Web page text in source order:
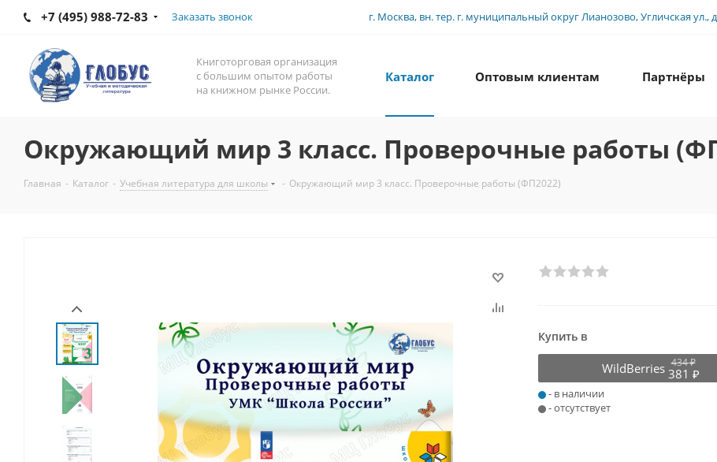
+7 (495) 988-72-83 Заказать звонок г. Москва, вн. тер. г. муниципальный округ Лианозово, Угличская ул.,
Книготорговая организация
с большим опытом работы
на книжном рынке России.
Каталог Оптовым клиентам Партнёры
Окружающий мир 3 класс. Проверочные работы
Главная - Каталог - Учебная литература для школы - Окружающий мир 3 класс. Проверочные работы (ФП2022)
Купить в
WildBerries 434 ₽
381 ₽
- в наличии
- отсутствует